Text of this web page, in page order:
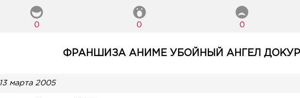
0 0 0
ФРАНШИЗА АНИМЕ УБОЙНЫЙ АНГЕЛ
13 марта 2005